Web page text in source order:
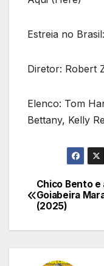
Estreia no
Diretor: Robert
Elenco: Tom
Bettany, Kelly
de
Chico Bento e
Goiabeira
(2025)